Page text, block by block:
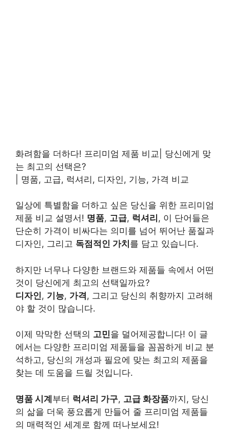
화려함을 더하다! 프리미엄 제품 비교| 당신에게 맞
는 최고의 선택은?
| 명품, 고급, 럭셔리, 디자인, 기능, 가격 비교
일상에 특별함을 더하고 싶은 당신을 위한 프리미엄
제품 비교 설명서! 명품, 고급, 럭셔리 , 이 단어들은
단순히 가격이 비싸다는 의미를 넘어 뛰어난 품질과
디자인, 그리고 독점적인 가치 를 담고 있습니다.
하지만 너무나 다양한 브랜드와 제품들 속에서 어떤
것이 당신에게 최고의 선택일까요?
디자인, 기능, 가격, 그리고 당신의 취향까지 고려해
야 할 것이 많습니다.
이제 막막한 선택의 고민을 덜어제공합니다! 이 글
에서는 다양한 프리미엄 제품들을 꼼꼼하게 비교 분
석하고, 당신의 개성과 필요에 맞는 최고의 제품을
찾는 데 도움을 드릴 것입니다.
명품 시계부터 럭셔리 가구, 고급 화장품까지, 당신
의 삶을 더욱 풍요롭게 만들어 줄 프리미엄 제품들
의 매력적인 세계로 함께 떠나보세요!